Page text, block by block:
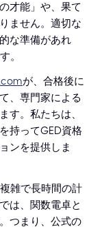
才能」や、果て
ません。適切な
な準備があれ
。
が、合格後に
、専門家による
す。私たちは、
持ってGED資格
ンを提供しま
雑で長時間の計
は、関数電卓と
つまり、公式の